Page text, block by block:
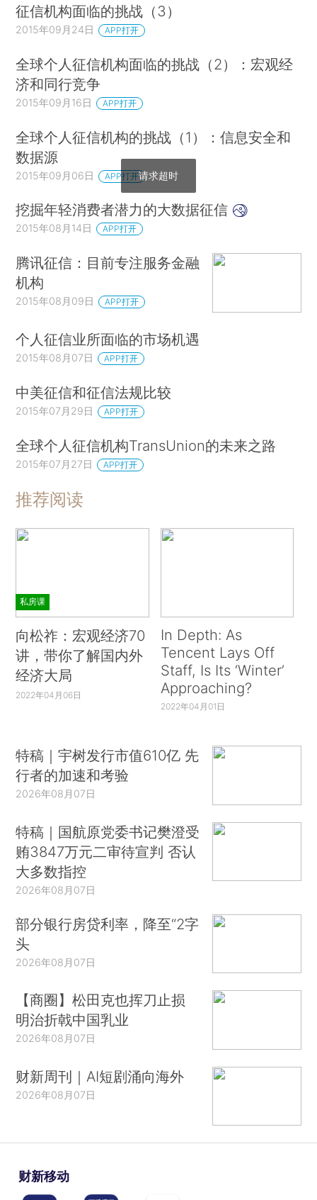
征信机构面临的挑战（3）
2015年09月24日 APP打开
全球个人征信机构面临的挑战（2）：宏观经
济和同行竞争
2015年09月16日 APP打开
全球个人征信机构的挑战（1）：信息安全和
数据源
2015年09月06日 APP打开
挖掘年轻消费者潜力的大数据征信
2015年08月14日 APP打开
腾讯征信：目前专注服务金融
机构
2015年08月09日 APP打开
个人征信业所面临的市场机遇
2015年08月07日 APP打开
中美征信和征信法规比较
2015年07月29日 APP打开
全球个人征信机构TransUnion的未来之路
2015年07月27日 APP打开
推荐阅读
私房课
向松祚：宏观经济70
讲，带你了解国内外
经济大局
2022年04月06日
In Depth: As
Tencent Lays Off
Staff, Is Its ‘Winter’
Approaching?
2022年04月01日
特稿｜宇树发行市值610亿 先
行者的加速和考验
2026年08月07日
特稿｜国航原党委书记樊澄受
贿3847万元二审待宣判 否认
大多数指控
2026年08月07日
部分银行房贷利率，降至“2字
头
2026年08月07日
【商圈】松田克也挥刀止损
明治折戟中国乳业
2026年08月07日
财新周刊｜AI短剧涌向海外
2026年08月07日
财新移动
请求超时